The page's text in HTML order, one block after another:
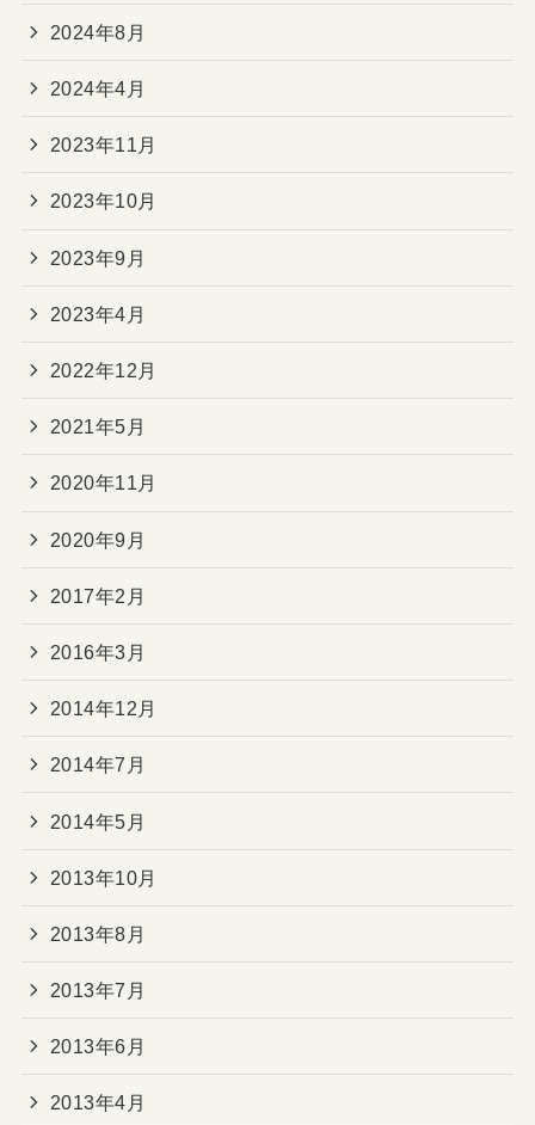
2024年8月
2024年4月
2023年11月
2023年10月
2023年9月
2023年4月
2022年12月
2021年5月
2020年11月
2020年9月
2017年2月
2016年3月
2014年12月
2014年7月
2014年5月
2013年10月
2013年8月
2013年7月
2013年6月
2013年4月